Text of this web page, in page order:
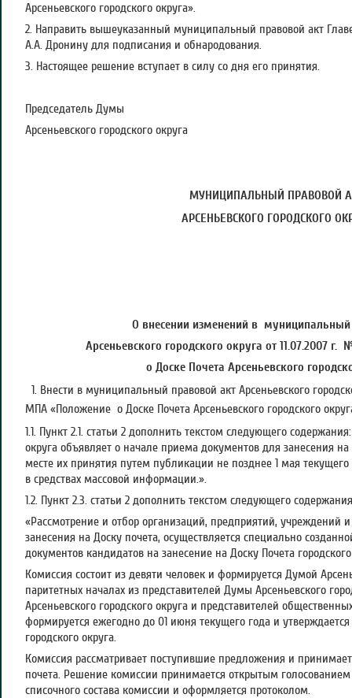
Арсеньевского городского округа».
2. Направить вышеуказанный муниципальный правовой акт
А.А. Дронину для подписания и обнародования.
3. Настоящее решение вступает в силу со дня его принятия.
Председатель Думы
Арсеньевского городского округа
МУНИЦИПАЛЬНЫЙ ПРАВОВОЙ
АРСЕНЬЕВСКОГО ГОРОДСКОГО
О внесении изменений в муниципальный
Арсеньевского городского округа от 11.07.2007
о Доске Почета Арсеньевского
1. Внести в муниципальный правовой акт Арсеньевского
МПА «Положение о Доске Почета Арсеньевского городского
1.1. Пункт 2.1. статьи 2 дополнить текстом следующего
округа объявляет о начале приема документов для занесения
месте их принятия путем публикации не позднее 1 мая
в средствах массовой информации.».
1.2. Пункт 2.3. статьи 2 дополнить текстом следующего
«Рассмотрение и отбор организаций, предприятий, учреждений
занесения на Доску почета, осуществляется специально
документов кандидатов на занесение на Доску Почета
Комиссия состоит из девяти человек и формируется Думой
паритетных началах из представителей Думы Арсеньевского
Арсеньевского городского округа и представителей
формируется ежегодно до 01 июня текущего года и
городского округа.
Комиссия рассматривает поступившие предложения и
почета. Решение комиссии принимается открытым
списочного состава комиссии и оформляется протоколом.